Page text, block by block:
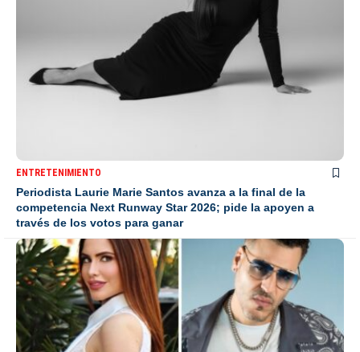
ENTRETENIMIENTO
Periodista Laurie Marie Santos avanza a la final de la
competencia Next Runway Star 2026; pide la apoyen a
través de los votos para ganar